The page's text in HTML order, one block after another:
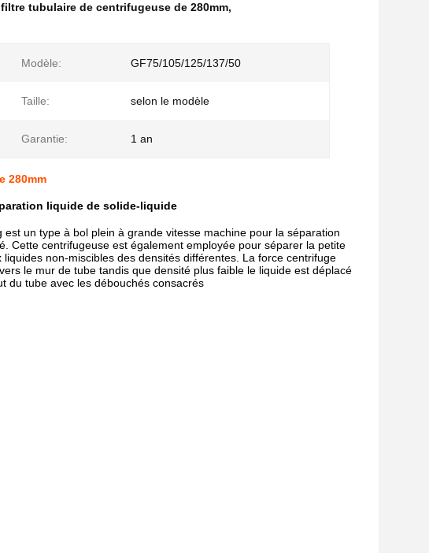
filtre tubulaire de centrifugeuse de 280mm,
Modèle: GF75/105/125/137/50
Taille: selon le modèle
Garantie: 1 an
280mm
liquide de solide-liquide
un type à bol plein à grande vitesse machine pour la séparation
Cette centrifugeuse est également employée pour séparer la petite
non-miscibles des densités différentes. La force centrifuge
le mur de tube tandis que densité plus faible le liquide est déplacé
du tube avec les débouchés consacrés